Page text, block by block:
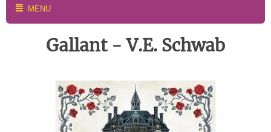
MENU
Gallant - V.E. Schwab